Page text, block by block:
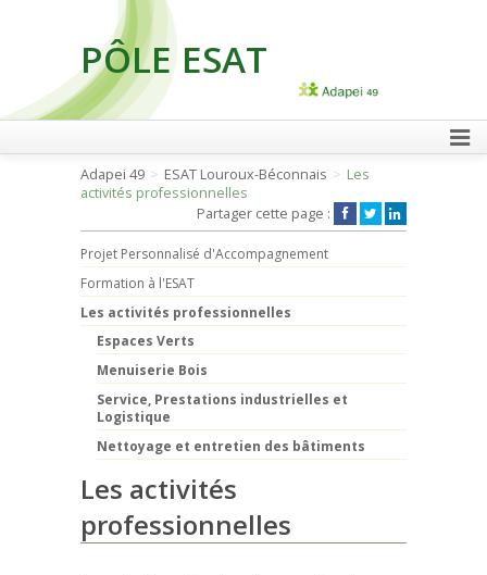
PÔLE ESAT
FAIRE UN DON
Adapei 49 ESAT Louroux-Béconnais
Les
activités professionnelles
Partager cette page :
Projet Personnalisé d'Accompagnement
Formation à l'ESAT
Les activités professionnelles
Espaces Verts
Menuiserie Bois
Service, Prestations industrielles et
Logistique
Nettoyage et entretien des bâtiments
Les activités
professionnelles